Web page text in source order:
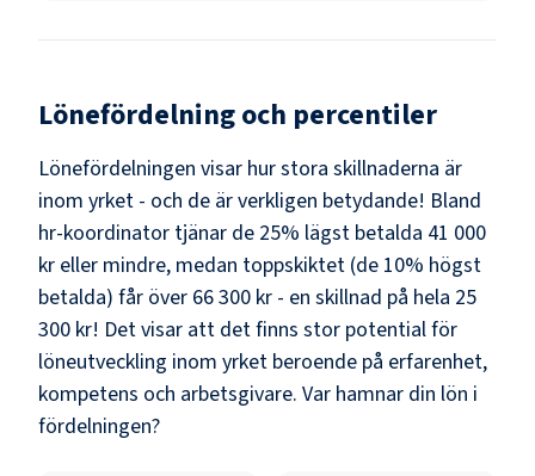
Lönefördelning och percentiler
Lönefördelningen visar hur stora skillnaderna är
inom yrket - och de är verkligen betydande! Bland
hr-koordinator tjänar de 25% lägst betalda 41 000
kr eller mindre, medan toppskiktet (de 10% högst
betalda) får över 66 300 kr - en skillnad på hela 25
300 kr! Det visar att det finns stor potential för
löneutveckling inom yrket beroende på erfarenhet,
kompetens och arbetsgivare. Var hamnar din lön i
fördelningen?